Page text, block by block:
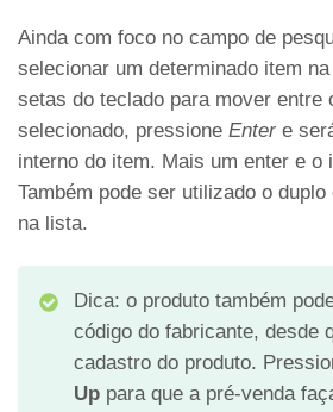
Ainda com foco no campo de
selecionar um determinado item
setas do teclado para mover entre
selecionado, pressione Enter e
interno do item. Mais um enter e o
Também pode ser utilizado o
na lista.
Dica: o produto também
código do fabricante, desde
cadastro do produto.
Uppara que a pré-venda